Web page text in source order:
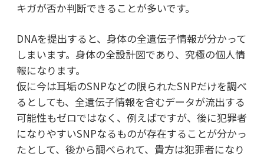
キガが否か判断できることが多いです。
DNAを提出すると、身体の全遺伝子情報が分かって
しまいます。身体の全設計図であり、究極の個人情
報になります。
仮に今は耳垢のSNPなどの限られたSNPだけを調べ
るとしても、全遺伝子情報を含むデータが流出する
可能性もゼロではなく、例えばですが、後に犯罪者
になりやすいSNPなるものが存在することが分かっ
たとして、後から調べられて、貴方は犯罪者になり